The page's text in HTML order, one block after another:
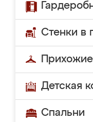
Стенки в
Прихожие
Детская
Спальни